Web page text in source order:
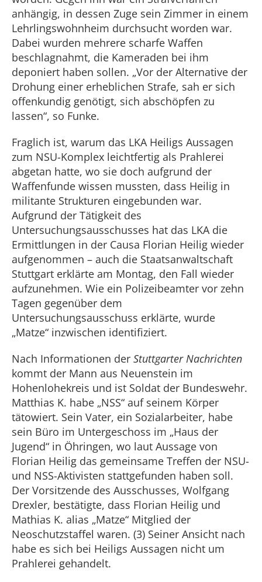
anhängig, in dessen Zuge sein Zimmer in einem
Lehrlingswohnheim durchsucht worden war.
Dabei wurden mehrere scharfe Waffen
beschlagnahmt, die Kameraden bei ihm
deponiert haben sollen. „Vor der Alternative der
Drohung einer erheblichen Strafe, sah er sich
offenkundig genötigt, sich abschöpfen zu
lassen“, so Funke.
Fraglich ist, warum das LKA Heiligs Aussagen
zum NSU-Komplex leichtfertig als Prahlerei
abgetan hatte, wo sie doch aufgrund der
Waffenfunde wissen mussten, dass Heilig in
militante Strukturen eingebunden war.
Aufgrund der Tätigkeit des
Untersuchungsausschusses hat das LKA die
Ermittlungen in der Causa Florian Heilig wieder
aufgenommen – auch die Staatsanwaltschaft
Stuttgart erklärte am Montag, den Fall wieder
aufzunehmen. Wie ein Polizeibeamter vor zehn
Tagen gegenüber dem
Untersuchungsausschuss erklärte, wurde
„Matze“ inzwischen identifiziert.
Nach Informationen der Stuttgarter Nachrichten
kommt der Mann aus Neuenstein im
Hohenlohekreis und ist Soldat der Bundeswehr.
Matthias K. habe „NSS“ auf seinem Körper
tätowiert. Sein Vater, ein Sozialarbeiter, habe
sein Büro im Untergeschoss im „Haus der
Jugend“ in Öhringen, wo laut Aussage von
Florian Heilig das gemeinsame Treffen der NSU-
und NSS-Aktivisten stattgefunden haben soll.
Der Vorsitzende des Ausschusses, Wolfgang
Drexler, bestätigte, dass Florian Heilig und
Mathias K. alias „Matze“ Mitglied der
Neoschutzstaffel waren. (3) Seiner Ansicht nach
habe es sich bei Heiligs Aussagen nicht um
Prahlerei gehandelt.